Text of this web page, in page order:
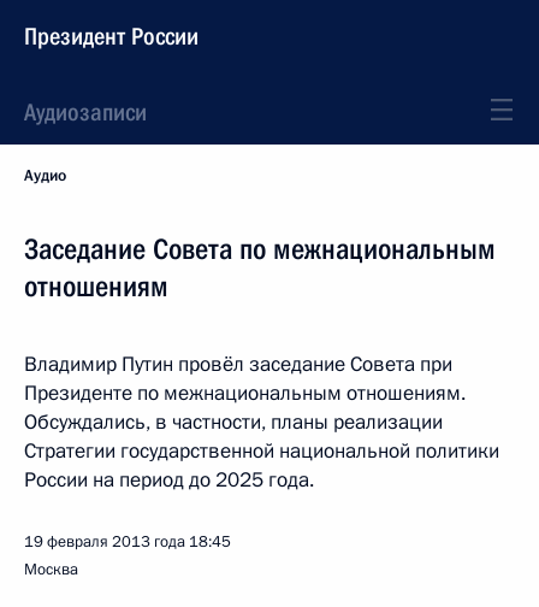
Президент России
Аудиозаписи
Аудио
Заседание Совета по межнациональным
отношениям
Владимир Путин провёл заседание Совета при
Президенте по межнациональным отношениям.
Обсуждались, в частности, планы реализации
Стратегии государственной национальной политики
России на период до 2025 года.
19 февраля 2013 года 18:45
Москва